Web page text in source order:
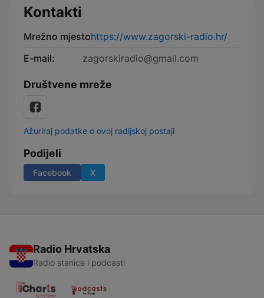
Kontakti
Mrežno mjestohttps://www.zagorski-radio.hr/
E-mail:
zagorskiradio@gmail.com
Društvene mreže
Ažuriraj podatke o ovoj radijskoj postaji
Podijeli
Facebook X
Radio Hrvatska
Radio stanice i podcasti